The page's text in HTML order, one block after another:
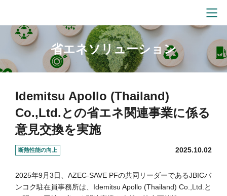
省エネソリューション
Idemitsu Apollo (Thailand)
Co.,Ltd.との省エネ関連事業に係る
意見交換を実施
断熱性能の向上 2025.10.02
2025年9月3日、AZEC-SAVE PFの共同リーダーであるJBICバ
ンコク駐在員事務所は、Idemitsu Apollo (Thailand) Co.,Ltd.と